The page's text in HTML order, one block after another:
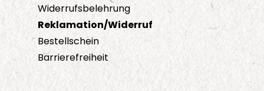
Widerrufsbelehrung
Reklamation/Widerruf
Bestellschein
Barrierefreiheit